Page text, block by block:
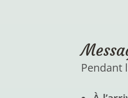
Pendant